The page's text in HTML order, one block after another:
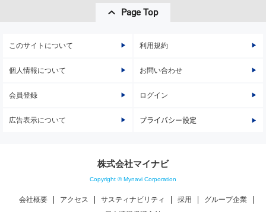
Page Top
このサイトについて 利用規約
個人情報について お問い合わせ
会員登録 ログイン
広告表示について プライバシー設定
株式会社マイナビ
Copyright © Mynavi Corporation
会社概要 アクセス サスティナビリティ 採用
グループ企業